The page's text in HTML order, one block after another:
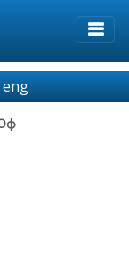
eng